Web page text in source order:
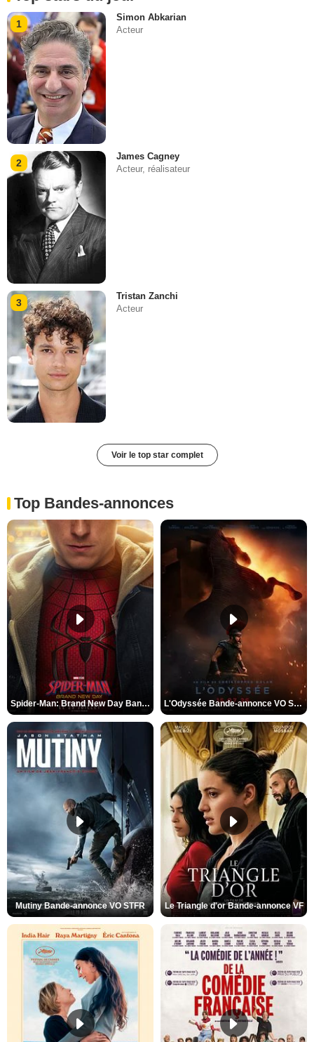
1
Simon Abkarian
Acteur
2
James Cagney
Acteur, réalisateur
3
Tristan Zanchi
Acteur
Voir le top star complet
Top Bandes-annonces
Spider-Man: Brand New Day Bande-annonce VO STFR L'Odyssée Bande-annonce VO STFR
Mutiny Bande-annonce VO STFR Le Triangle d'or Bande-annonce VF